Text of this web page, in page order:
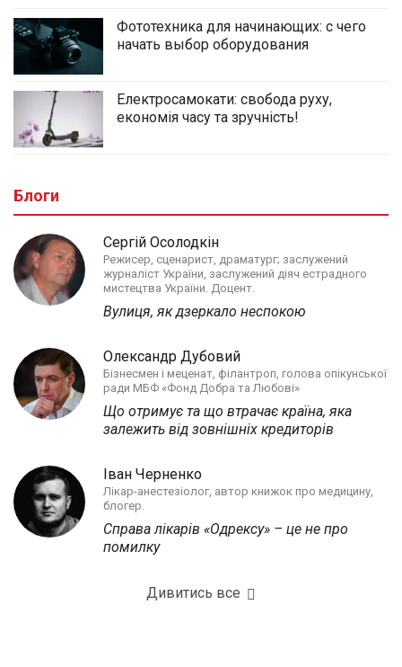
Фототехника для начинающих: с чего
начать выбор оборудования
Електросамокати: свобода руху,
економія часу та зручність!
Блоги
Сергій Осолодкін
Режисер, сценарист, драматург; заслужений
журналіст України, заслужений діяч естрадного
мистецтва України. Доцент.
Вулиця, як дзеркало неспокою
Олександр Дубовий
Бізнесмен і меценат, філантроп, голова опікунської
ради МБФ «Фонд Добра та Любові»
Що отримує та що втрачає країна, яка
залежить від зовнішніх кредиторів
Іван Черненко
Лікар-анестезіолог, автор книжок про медицину,
блогер.
Справа лікарів «Одрексу» – це не про
помилку
Дивитись все